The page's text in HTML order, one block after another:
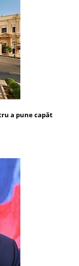
a pune capăt